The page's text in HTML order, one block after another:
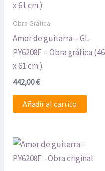
Obra Gráfica
Amor de guitarra – GL-
PY6208F – Obra gráfica (46
x 61 cm.)
442,00€
Añadir al carrito